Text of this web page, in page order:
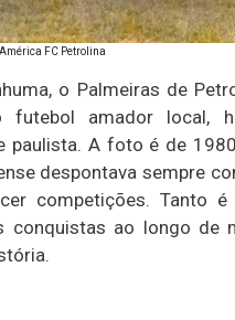
FC Petrolina
o Palmeiras de
amador local,
paulista. A foto é de
despontava sempre
competições. Tanto é
conquistas ao longo de